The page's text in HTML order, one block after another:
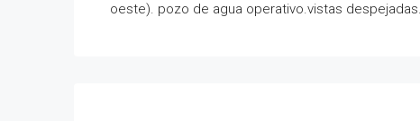
oeste). pozo de agua operativo.vistas